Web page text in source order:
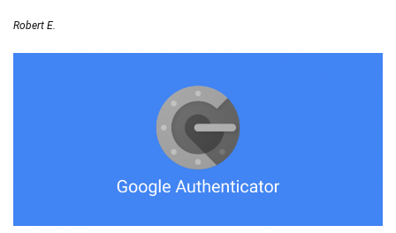
Robert E.